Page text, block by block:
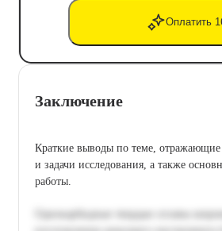
Оплатить
Заключение
Краткие выводы по теме, отражающие
и задачи исследования, а также
работы.